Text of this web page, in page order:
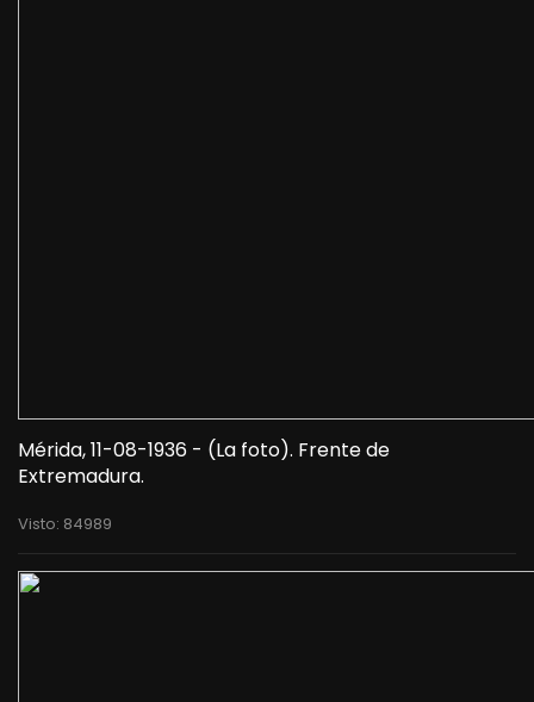
Mérida, 11-08-1936 - (La foto). Frente de
Extremadura.
Visto: 84989